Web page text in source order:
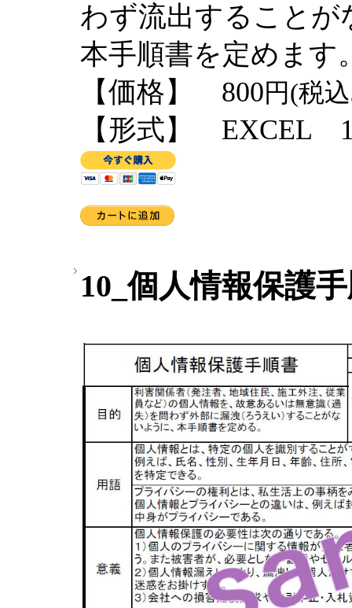
わず流出すること
本手順書を定めます
【価格】 800円(税
【形式】 EXCEL
10_個人情報保護